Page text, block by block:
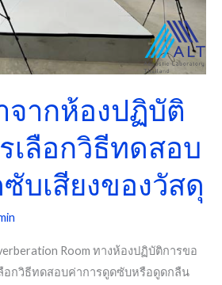
ากห้องปฏิบัติ
เลือกวิธีทดสอบ
บเสียงของวัสดุ
Room ทางห้องปฏิบัติการขอ
อกวิธีทดสอบค่าการดูดซับหรือดูดกลืน